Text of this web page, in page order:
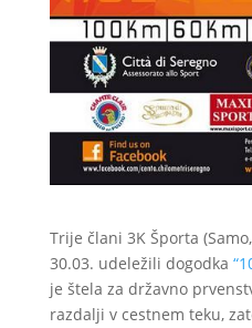
Trije člani 3K Športa
30.03. udeležili dogodka
je štela za državno
razdalji v cestnem teku,